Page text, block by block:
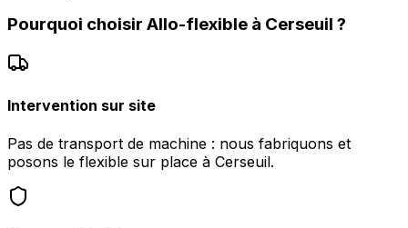
Pourquoi choisir Allo-flexible à Cerseuil ?
Intervention sur site
Pas de transport de machine : nous fabriquons et
posons le flexible sur place à Cerseuil.